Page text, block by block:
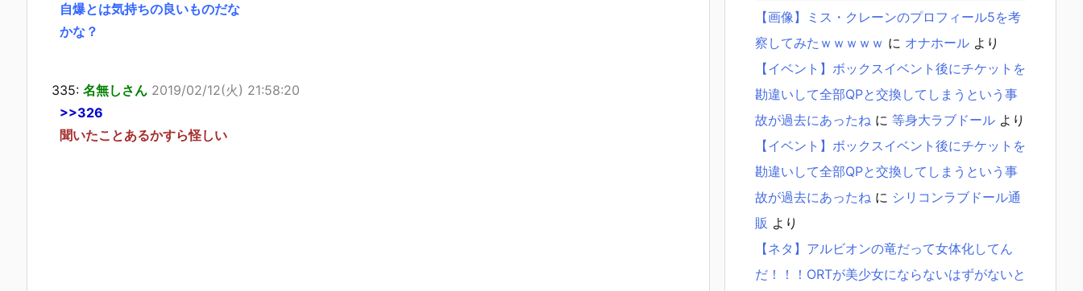
自爆とは気持ちの良いものだな
かな？
335: 名無しさん 2019/02/12(火) 21:58:20
>>326
聞いたことあるかすら怪しい
【画像】ミス・クレーンのプロフィール5を考
察してみたｗｗｗｗｗ に オナホール より
【イベント】ボックスイベント後にチケットを
勘違いして全部QPと交換してしまうという事
故が過去にあったね に 等身大ラブドール より
【イベント】ボックスイベント後にチケットを
勘違いして全部QPと交換してしまうという事
故が過去にあったね に シリコンラブドール通
販 より
【ネタ】アルビオンの竜だって女体化してん
だ！！！ORTが美少女にならないはずがないと